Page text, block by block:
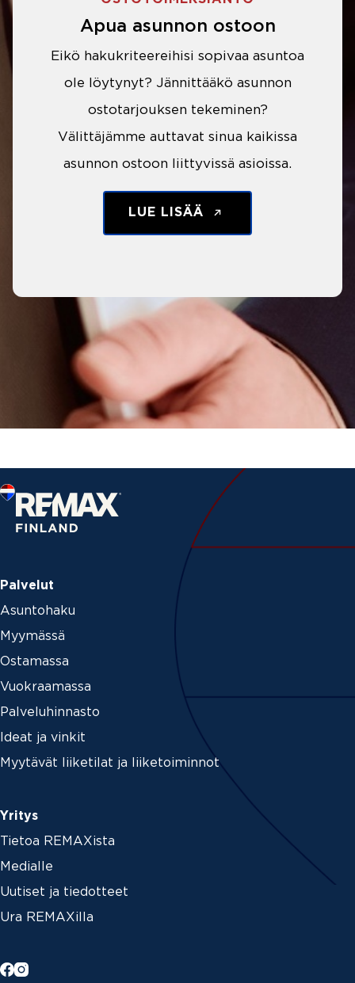
Apua asunnon ostoon
Eikö hakukriteereihisi sopivaa asuntoa
ole löytynyt? Jännittääkö asunnon
ostotarjouksen tekeminen?
Välittäjämme auttavat sinua kaikissa
asunnon ostoon liittyvissä asioissa.
LUE LISÄÄ
Palvelut
Asuntohaku
Myymässä
Ostamassa
Vuokraamassa
Palveluhinnasto
Ideat ja vinkit
Myytävät liiketilat ja liiketoiminnot
Yritys
Tietoa REMAXista
Medialle
Uutiset ja tiedotteet
Ura REMAXilla